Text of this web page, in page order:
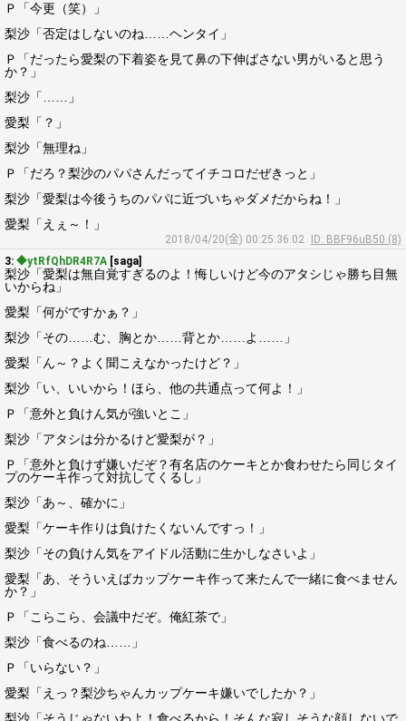
Ｐ「今更（笑）」
梨沙「否定はしないのね……ヘンタイ」
Ｐ「だったら愛梨の下着姿を見て鼻の下伸ばさない男がいると思う
か？」
梨沙「……」
愛梨「？」
梨沙「無理ね」
Ｐ「だろ？梨沙のパパさんだってイチコロだぜきっと」
梨沙「愛梨は今後うちのパパに近づいちゃダメだからね！」
愛梨「えぇ～！」
2018/04/20(金) 00:25:36.02
ID: BBF96uB50 (8)
3: ◆ytRfQhDR4R7A [saga]
梨沙「愛梨は無自覚すぎるのよ！悔しいけど今のアタシじゃ勝ち目無
いからね」
愛梨「何がですかぁ？」
梨沙「その……む、胸とか……背とか……よ……」
愛梨「ん～？よく聞こえなかったけど？」
梨沙「い、いいから！ほら、他の共通点って何よ！」
Ｐ「意外と負けん気が強いとこ」
梨沙「アタシは分かるけど愛梨が？」
Ｐ「意外と負けず嫌いだぞ？有名店のケーキとか食わせたら同じタイ
プのケーキ作って対抗してくるし」
梨沙「あ～、確かに」
愛梨「ケーキ作りは負けたくないんですっ！」
梨沙「その負けん気をアイドル活動に生かしなさいよ」
愛梨「あ、そういえばカップケーキ作って来たんで一緒に食べません
か？」
Ｐ「こらこら、会議中だぞ。俺紅茶で」
梨沙「食べるのね……」
Ｐ「いらない？」
愛梨「えっ？梨沙ちゃんカップケーキ嫌いでしたか？」